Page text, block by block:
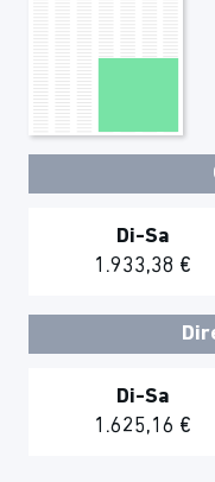
Di-Sa
1.933,38 €
Di-Sa
1.625,16 €